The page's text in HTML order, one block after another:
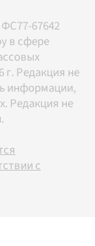
67642
в сфере
г. Редакция не
информации,
Редакция не
с